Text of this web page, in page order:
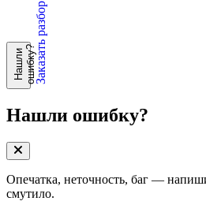
Н
а
ш
л
и
о
ш
и
б
к
у?Заказать разбор
Нашли ошибку?
Опечатка, неточность, баг —
смутило.